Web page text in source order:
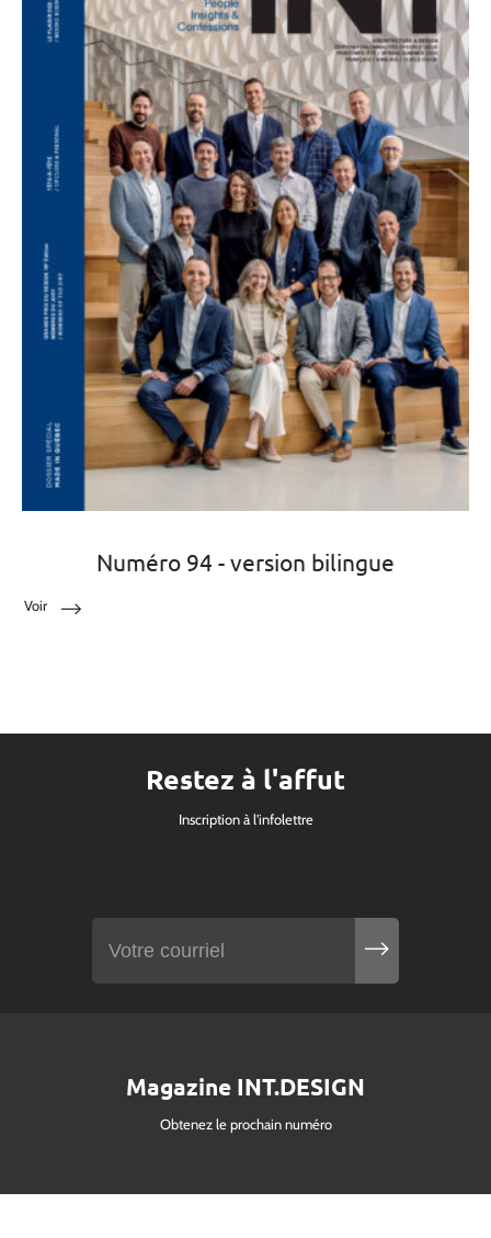
Numéro 94 - version bilingue
Voir
Restez à l'affut
Inscription à l'infolettre
Magazine INT.DESIGN
Obtenez le prochain numéro